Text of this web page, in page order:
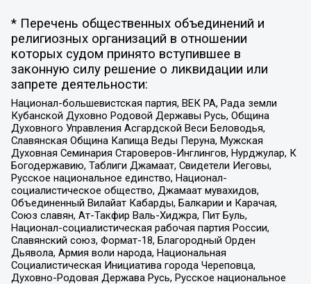
* Перечень общественных объединений и
религиозных организаций в отношении
которых судом принято вступившее в
законную силу решение о ликвидации или
запрете деятельности:
Национал-большевистская партия, ВЕК РА, Рада земли
Кубанской Духовно Родовой Державы Русь, Община
Духовного Управления Асгардской Веси Беловодья,
Славянская Община Капища Веды Перуна, Мужская
Духовная Семинария Староверов-Инглингов, Нурджулар, К
Богодержавию, Таблиги Джамаат, Свидетели Иеговы,
Русское национальное единство, Национал-
социалистическое общество, Джамаат мувахидов,
Объединенный Вилайат Кабарды, Балкарии и Карачая,
Союз славян, Ат-Такфир Валь-Хиджра, Пит Буль,
Национал-социалистическая рабочая партия России,
Славянский союз, Формат-18, Благородный Орден
Дьявола, Армия воли народа, Национальная
Социалистическая Инициатива города Череповца,
Духовно-Родовая Держава Русь, Русское национальное